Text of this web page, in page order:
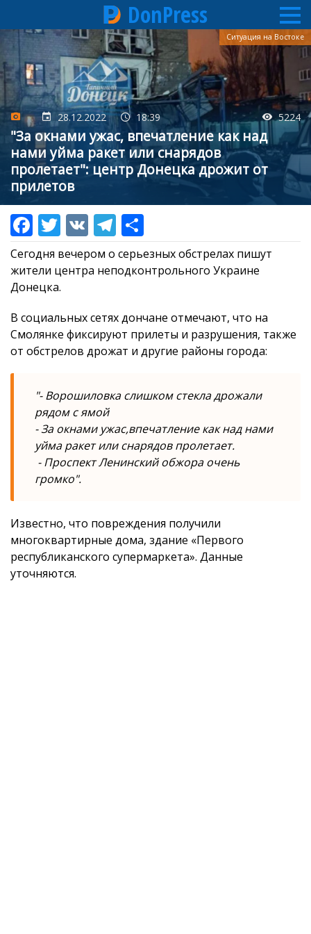
Перейти
основному
содержанию
DonPress
28.12.2022 18:39 5224
"За окнами ужас, впечатление как над
нами уйма ракет или снарядов
пролетает": центр Донецка дрожит от
прилетов
Ситуация на Востоке
Сегодня вечером о серьезных обстрелах пишут
жители центра неподконтрольного Украине
Донецка.
В социальных сетях дончане отмечают, что на
Смолянке фиксируют прилеты и разрушения, также
от обстрелов дрожат и другие районы города:
"- Ворошиловка слишком стекла дрожали
рядом с ямой
- За окнами ужас,впечатление как над нами
уйма ракет или снарядов пролетает.
- Проспект Ленинский обжора очень
громко".
Известно, что повреждения получили
многоквартирные дома, здание «Первого
республиканского супермаркета». Данные
уточняются.